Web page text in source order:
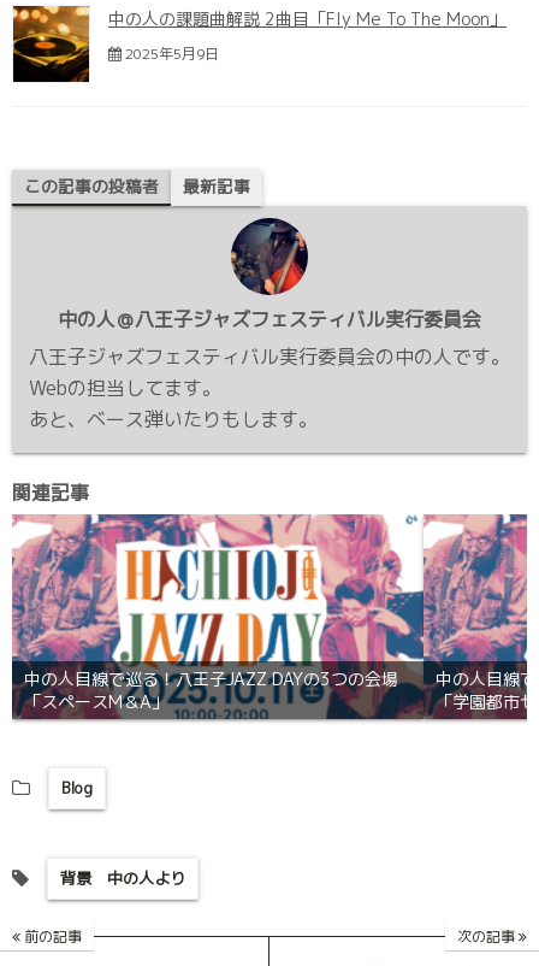
中の人の課題曲解説 2曲目「Fly Me To The Moon」
2025年5月9日
この記事の投稿者 最新記事
中の人＠八王子ジャズフェスティバル実行委員会
八王子ジャズフェスティバル実行委員会の中の人です。
Webの担当してます。
あと、ベース弾いたりもします。
関連記事
中の人目線で巡る！八王子JAZZ DAYの3つの会場
「スペースM＆A」
中の人目線
「学園都市
Blog
背景 中の人より
前の記事 次の記事